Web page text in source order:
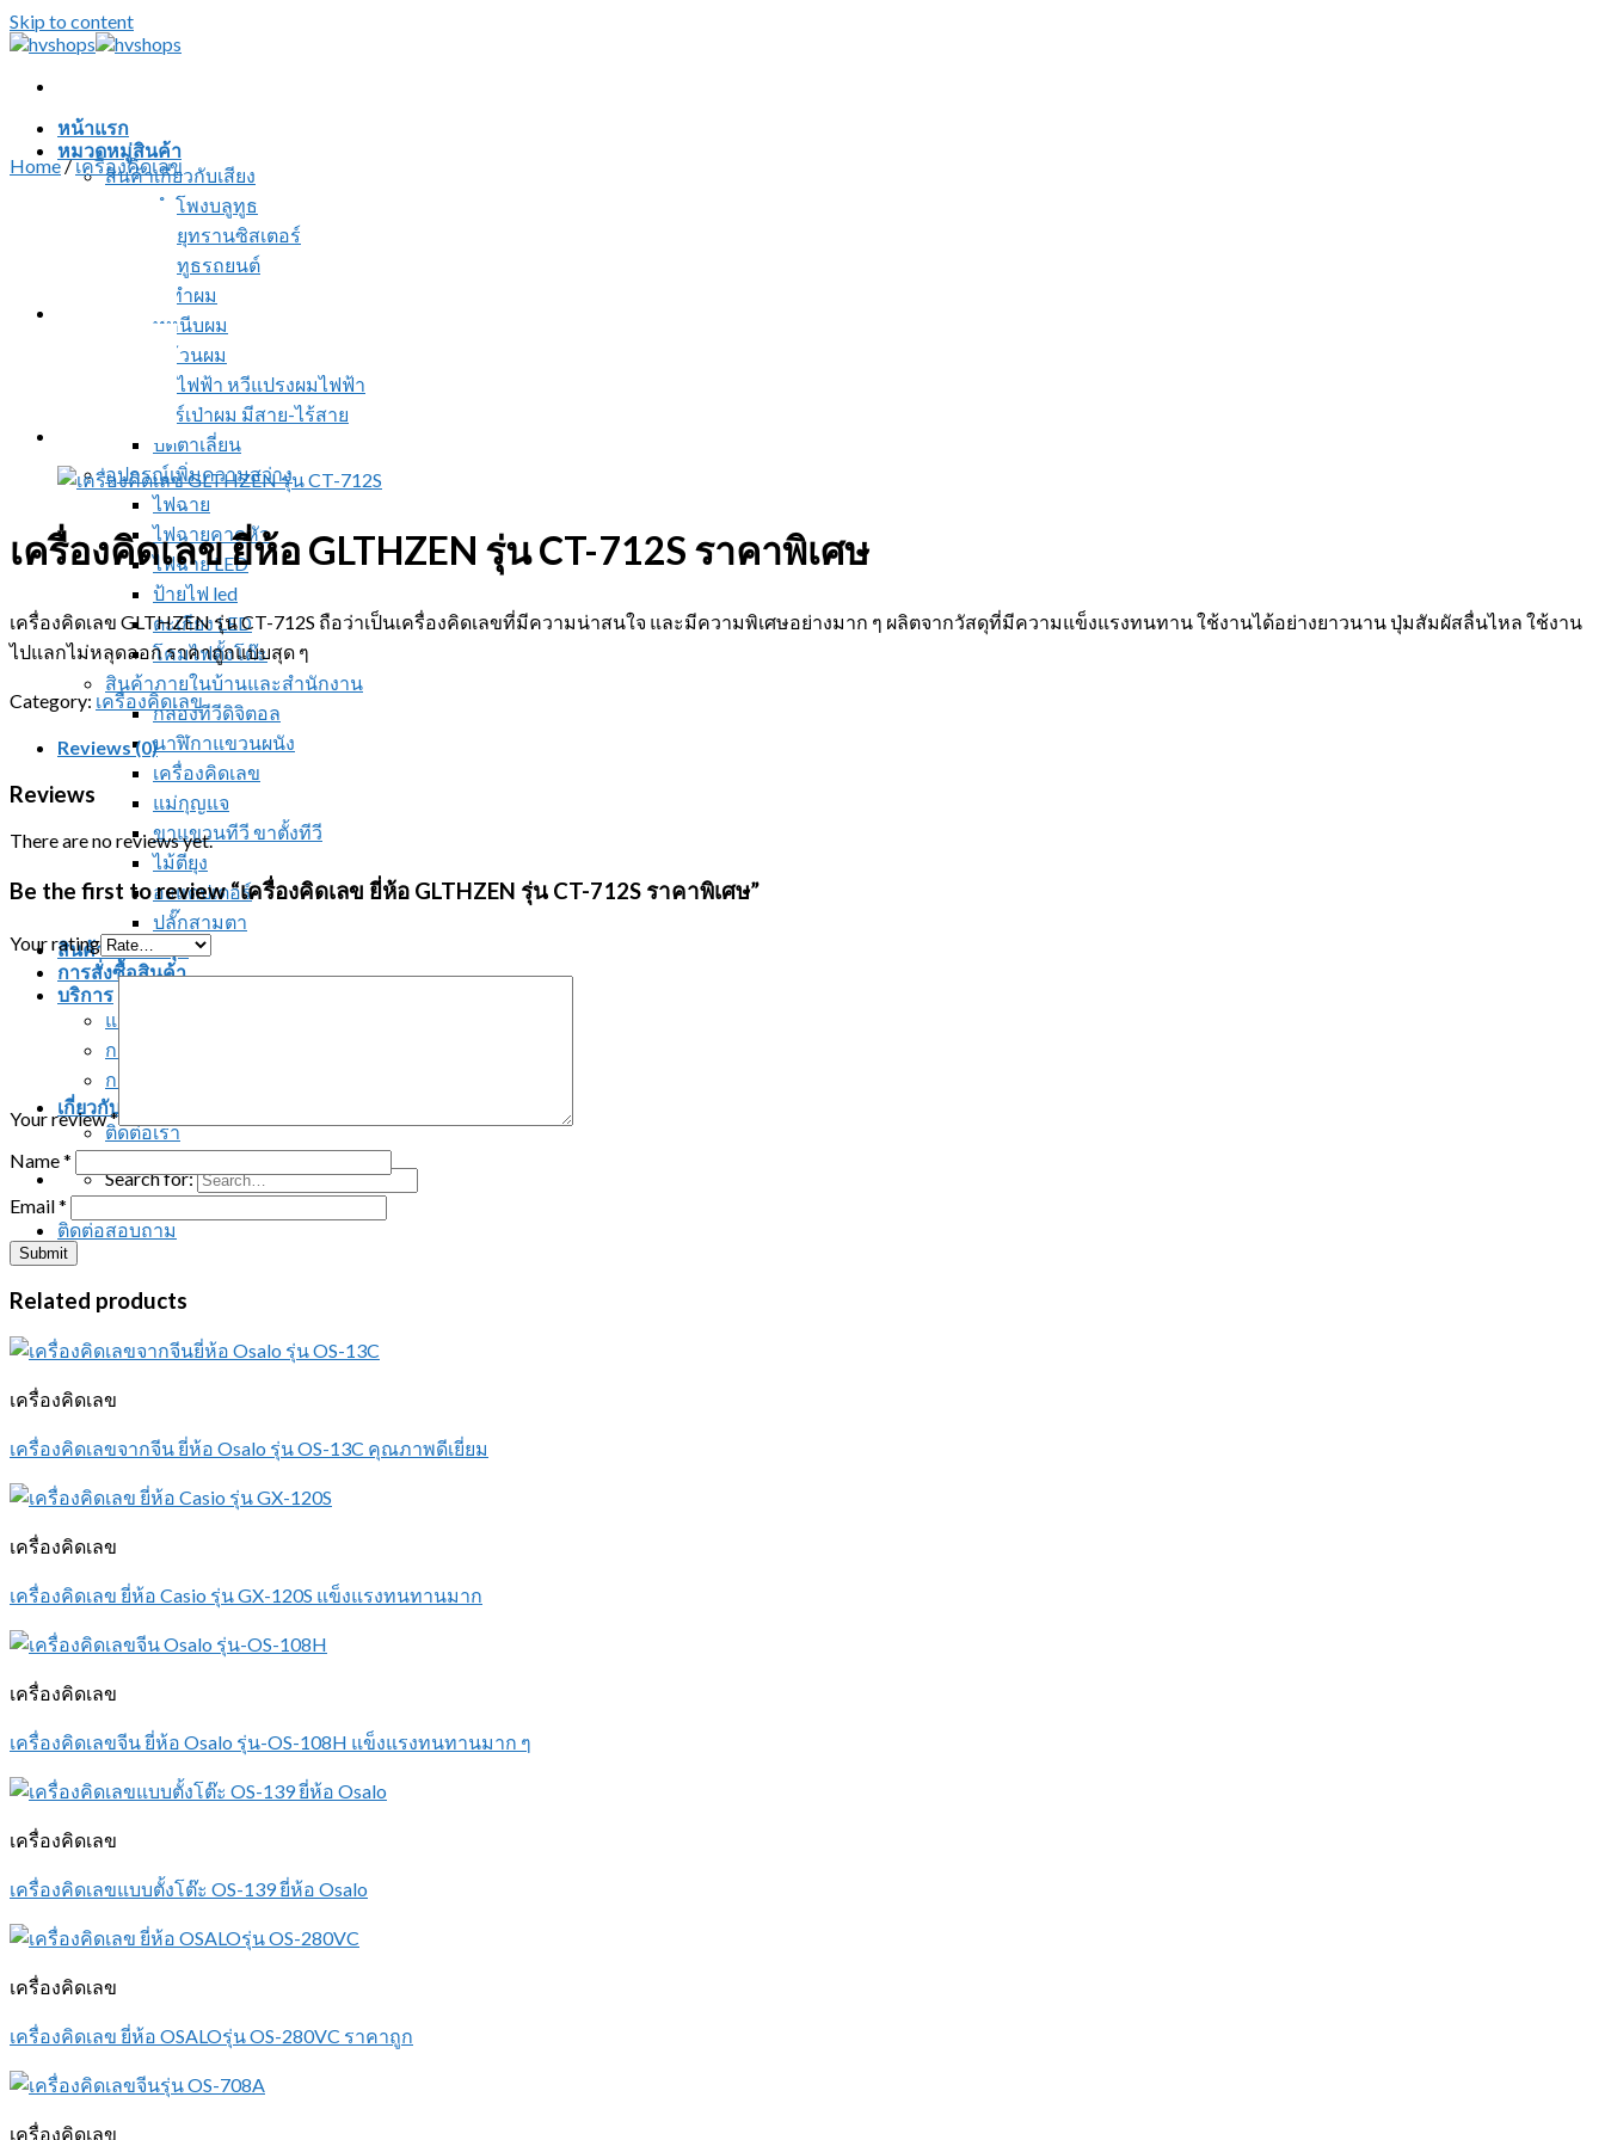
Skip to content
หน้าแรก
หมวดหมู่สินค้า
สินค้าเกี่ยวกับเสียง
ลำโพงบลูทูธ
วิทยุทรานซิสเตอร์
บลูทูธรถยนต์
อุปกรณ์ทำผม
ที่หนีบผม
ที่ม้วนผม
หวีไฟฟ้า หวีแปรงผมไฟฟ้า
ไดร์เป่าผม มีสาย-ไร้สาย
ปัตตาเลี่ยน
อุปกรณ์เพิ่มความสว่าง
ไฟฉาย
ไฟฉายคาดหัว
ไฟฉาย LED
ป้ายไฟ led
ตะเกียง LED
โคมไฟตั้งโต๊ะ
สินค้าภายในบ้านและสำนักงาน
กล่องทีวีดิจิตอล
นาฬิกาแขวนผนัง
เครื่องคิดเลข
แม่กุญแจ
ขาแขวนทีวี ขาตั้งทีวี
ไม้ตียุง
อะแดปเตอร์
ปลั๊กสามตา
สินค้าใหม่ล่าสุด
การสั่งซื้อสินค้า
บริการ
แจ้งชำระเงิน
การจัดส่งสินค้า
การรับประกันสินค้า
เกี่ยวกับเรา
ติดต่อเรา
Search for:
ติดต่อสอบถาม
Home/เครื่องคิดเลข
เครื่องคิดเลข ยี่ห้อ GLTHZEN รุ่น CT-712S ราคาพิเศษ
เครื่องคิดเลข GLTHZEN รุ่น CT-712S ถือว่าเป็นเครื่องคิดเลขที่มีความน่าสนใจ และมีความพิเศษอย่างมาก ๆ ผลิตจากวัสดุที่มีความแข็งแรงทนทาน ใช้งานได้อย่างยาวนาน ปุ่มสัมผัสลื่นไหล ใช้งาน
ไปแลกไม่หลุดลอก ราคาถูกแบบสุด ๆ
Category: เครื่องคิดเลข
Reviews (0)
Reviews
There are no reviews yet.
Be the first to review “เครื่องคิดเลข ยี่ห้อ GLTHZEN รุ่น CT-712S ราคาพิเศษ”
Your rating
Your review*
Name*
Email*
Related products
เครื่องคิดเลข
เครื่องคิดเลขจากจีน ยี่ห้อ Osalo รุ่น OS-13C คุณภาพดีเยี่ยม
เครื่องคิดเลข
เครื่องคิดเลข ยี่ห้อ Casio รุ่น GX-120S แข็งแรงทนทานมาก
เครื่องคิดเลข
เครื่องคิดเลขจีน ยี่ห้อ Osalo รุ่น-OS-108H แข็งแรงทนทานมาก ๆ
เครื่องคิดเลข
เครื่องคิดเลขแบบตั้งโต๊ะ OS-139 ยี่ห้อ Osalo
เครื่องคิดเลข
เครื่องคิดเลข ยี่ห้อ OSALOรุ่น OS-280VC ราคาถูก
เครื่องคิดเลข